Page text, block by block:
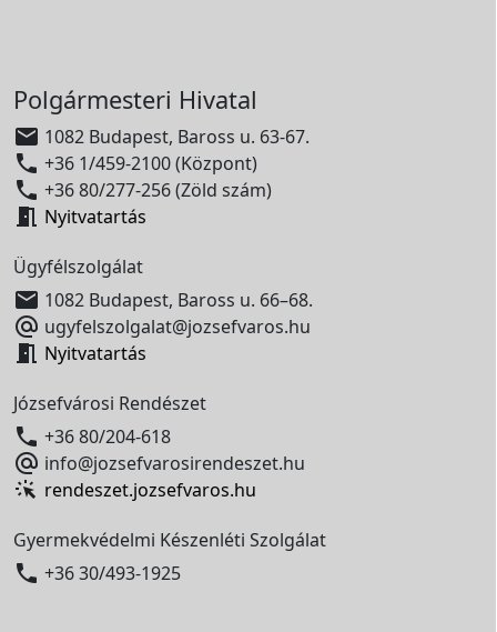
Polgármesteri Hivatal
 1082 Budapest, Baross u. 63-67.
 +36 1/459-2100 (Központ)
 +36 80/277-256 (Zöld szám)
 Nyitvatartás
Ügyfélszolgálat
 1082 Budapest, Baross u. 66–68.
 ugyfelszolgalat@jozsefvaros.hu
 Nyitvatartás
Józsefvárosi Rendészet
 +36 80/204-618
 info@jozsefvarosirendeszet.hu
rendeszet.jozsefvaros.hu
Gyermekvédelmi Készenléti Szolgálat
 +36 30/493-1925